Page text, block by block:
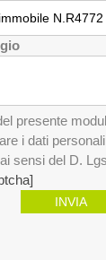
presente
i dati
sensi del D.
INVIA